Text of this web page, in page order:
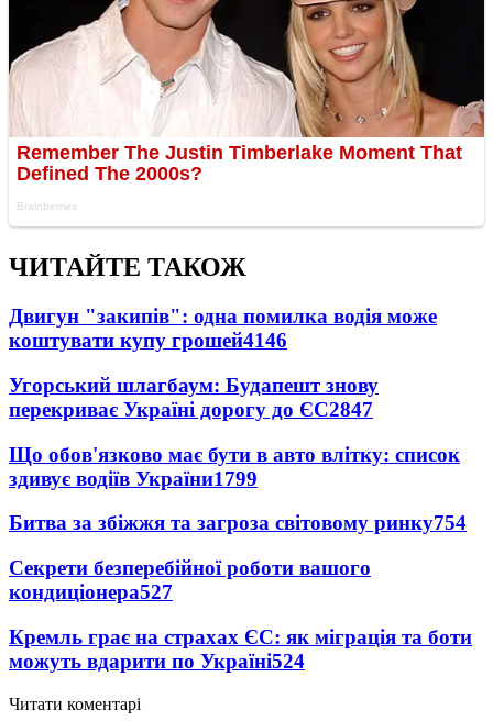
ЧИТАЙТЕ ТАКОЖ
Двигун "закипів": одна помилка водія може
коштувати купу грошей4146
Угорський шлагбаум: Будапешт знову
перекриває Україні дорогу до ЄС2847
Що обов'язково має бути в авто влітку: список
здивує водіїв України1799
Битва за збіжжя та загроза світовому ринку754
Секрети безперебійної роботи вашого
кондиціонера527
Кремль грає на страхах ЄС: як міграція та боти
можуть вдарити по Україні524
Читати коментарі